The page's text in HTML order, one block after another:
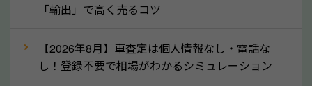
⑤車内の簡単な清掃で買取価格アップも！
しばらく乗っていない車は、車内のシートや座席の下
が汚れていることも多いです。シミや汚れが付着して
「輸出」で高く売るコツ
【2026年8月】車査定は個人情報なし・電話な
し！登録不要で相場がわかるシミュレーション